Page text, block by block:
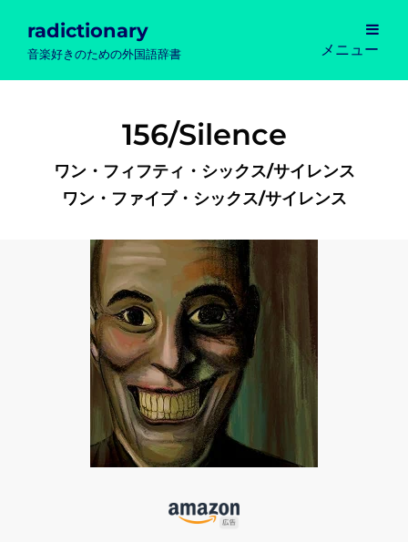
radictionary
音楽好きのための外国語辞書 メニュー
156/Silence
ワン・フィフティ・シックス/サイレンス
ワン・ファイブ・シックス/サイレンス